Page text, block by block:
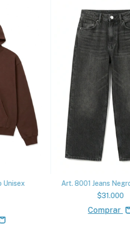
Unisex
Art. 8001 Jeans
$31.000
Comprar